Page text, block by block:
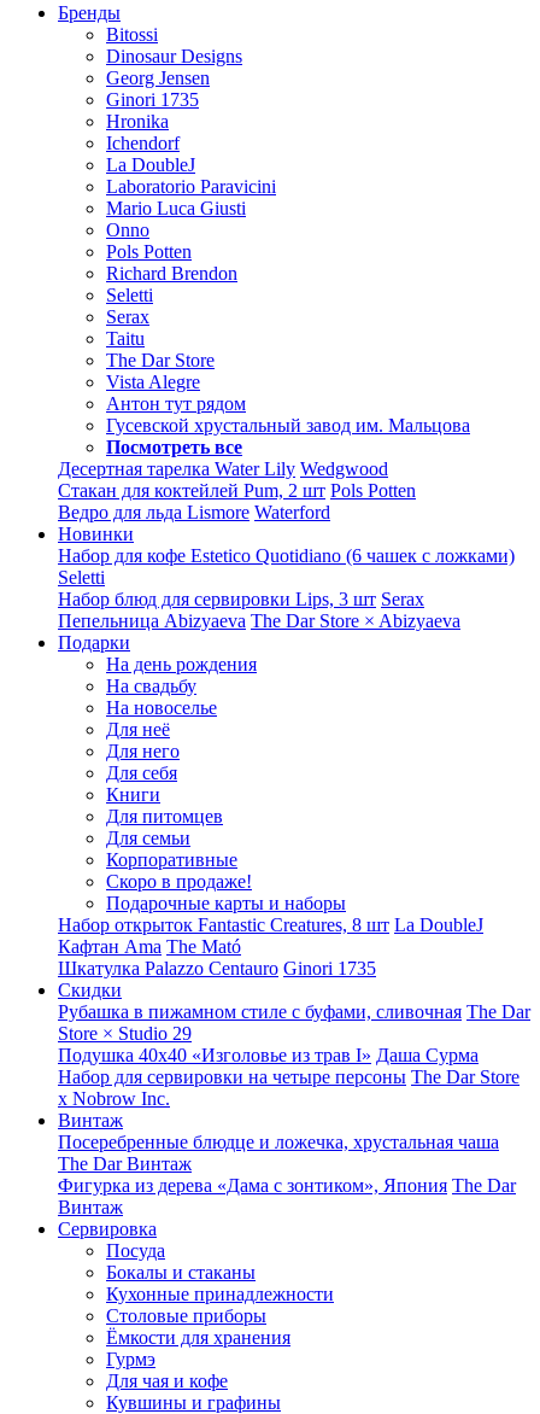
Бренды
Bitossi
Dinosaur Designs
Georg Jensen
Ginori 1735
Hronika
Ichendorf
La DoubleJ
Laboratorio Paravicini
Mario Luca Giusti
Onno
Pols Potten
Richard Brendon
Seletti
Serax
Taitu
The Dar Store
Vista Alegre
Антон тут рядом
Гусевской хрустальный завод им. Мальцова
Посмотреть все
Десертная тарелка Water Lily Wedgwood
Стакан для коктейлей Pum, 2 шт Pols Potten
Ведро для льда Lismore Waterford
Новинки
Набор для кофе Estetico Quotidiano (6 чашек с ложками)
Seletti
Набор блюд для сервировки Lips, 3 шт Serax
Пепельница Abizyaeva The Dar Store × Abizyaeva
Подарки
На день рождения
На свадьбу
На новоселье
Для неё
Для него
Для себя
Книги
Для питомцев
Для семьи
Корпоративные
Скоро в продаже!
Подарочные карты и наборы
Набор открыток Fantastic Creatures, 8 шт La DoubleJ
Кафтан Ama The Mató
Шкатулка Palazzo Centauro Ginori 1735
Скидки
Рубашка в пижамном стиле с буфами, сливочная The Dar
Store × Studio 29
Подушка 40x40 «Изголовье из трав I» Даша Сурма
Набор для сервировки на четыре персоны The Dar Store
х Nobrow Inc.
Винтаж
Посеребренные блюдце и ложечка, хрустальная чаша
The Dar Винтаж
Фигурка из дерева «Дама с зонтиком», Япония The Dar
Винтаж
Сервировка
Посуда
Бокалы и стаканы
Кухонные принадлежности
Столовые приборы
Ëмкости для хранения
Гурмэ
Для чая и кофе
Кувшины и графины